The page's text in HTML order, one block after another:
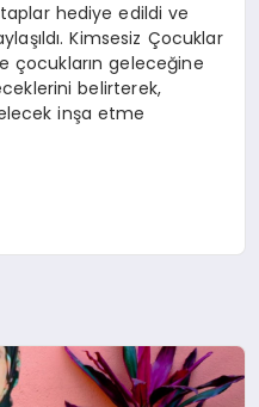
hediye edildi ve
Kimsesiz Çocuklar
çocukların geleceğine
belirterek,
inşa etme